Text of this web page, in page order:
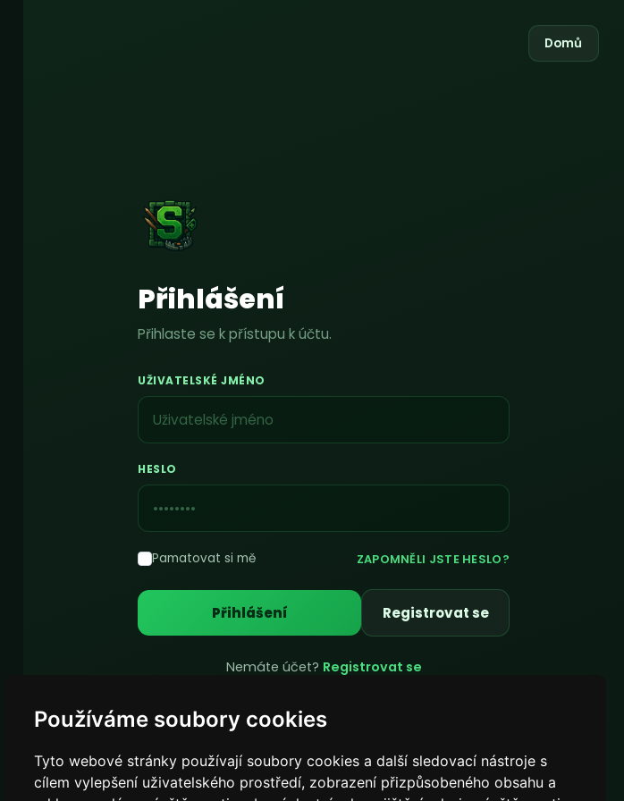
Používáme soubory cookies
Tyto webové stránky používají soubory cookies a další sledovací nástroje s
cílem vylepšení uživatelského prostředí, zobrazení přizpůsobeného obsahu a
Domů
Přihlášení
Přihlaste se k přístupu k účtu.
UŽIVATELSKÉ JMÉNO
HESLO
Pamatovat si mě ZAPOMNĚLI JSTE HESLO?
Přihlášení Registrovat se
Nemáte účet? Registrovat se
Powered by